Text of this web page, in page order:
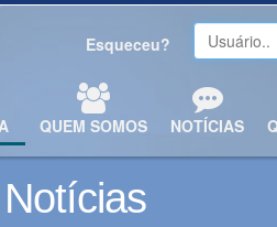
Esqueceu?
QUEM SOMOS NOTÍCIAS